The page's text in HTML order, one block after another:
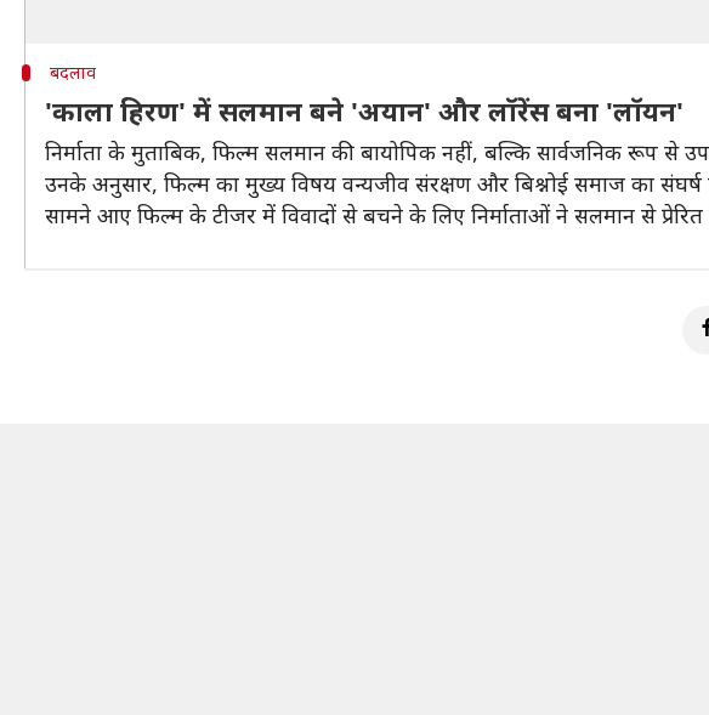
बदलाव
'काला हिरण' में सलमान बने 'अयान' और लॉरेंस बना 'लॉयन'
निर्माता के मुताबिक, फिल्म सलमान की बायोपिक नहीं, बल्कि सार्वजनिक रूप से
उनके अनुसार, फिल्म का मुख्य विषय वन्यजीव संरक्षण और बिश्नोई समाज का संघर्ष
सामने आए फिल्म के टीजर में विवादों से बचने के लिए निर्माताओं ने सलमान से